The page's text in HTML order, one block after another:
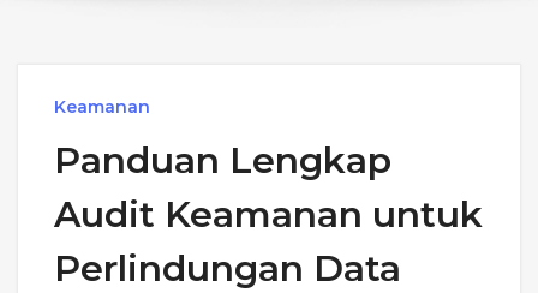
Keamanan
Panduan Lengkap
Audit Keamanan untuk
Perlindungan Data